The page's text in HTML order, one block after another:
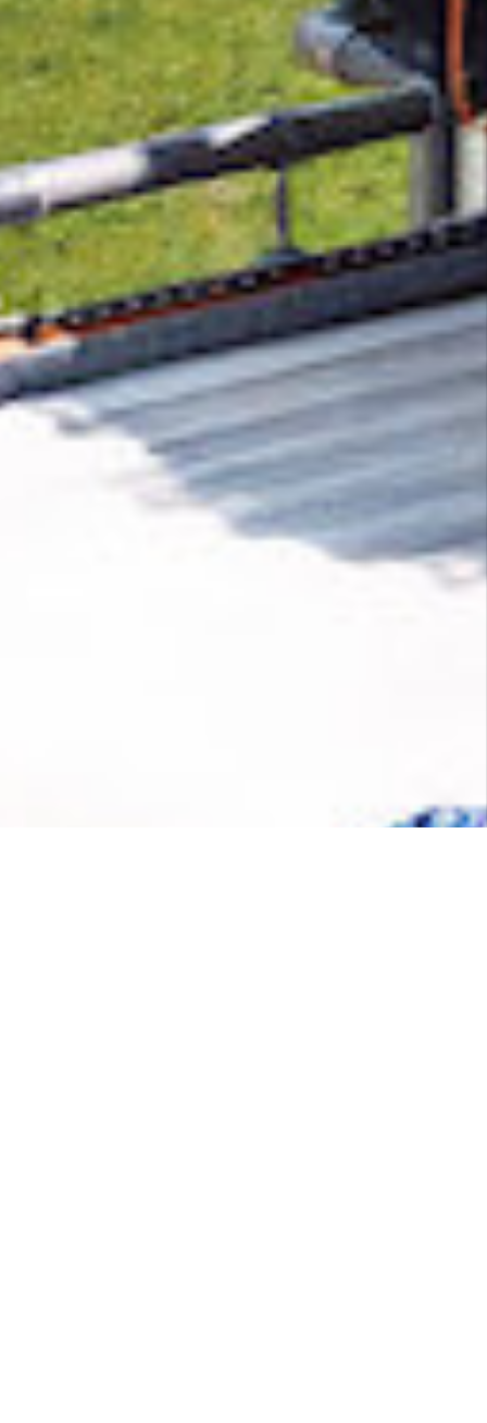
Het verwijderen van CO₂ uit de atmosfeer is
essentieel om klimaatverandering tegen te
gaan, maar de technologie loopt op dit
moment achter. Een percentage van elke
SEOS SHOPwordt bestemd voor
het opschalen van nieuwe technologieën voor